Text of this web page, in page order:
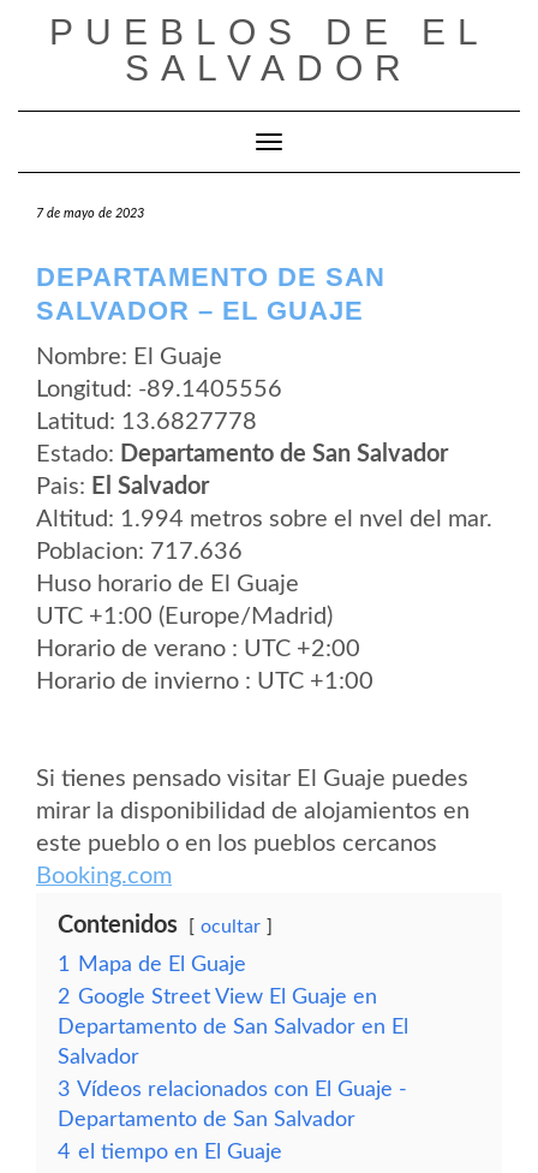
PUEBLOS DE EL
SALVADOR
Cambiar modo de navegación
7 de mayo de 2023
DEPARTAMENTO DE SAN
SALVADOR – EL GUAJE
Nombre: El Guaje
Longitud: -89.1405556
Latitud: 13.6827778
Estado: Departamento de San Salvador
Pais: El Salvador
Altitud: 1.994 metros sobre el nvel del mar.
Poblacion: 717.636
Huso horario de El Guaje
UTC +1:00 (Europe/Madrid)
Horario de verano : UTC +2:00
Horario de invierno : UTC +1:00
Si tienes pensado visitar El Guaje puedes
mirar la disponibilidad de alojamientos en
este pueblo o en los pueblos cercanos
Booking.com
Contenidos ocultar
1
Mapa de El Guaje
2 Google Street View El Guaje en
Departamento de San Salvador en El
Salvador
3 Vídeos relacionados con El Guaje -
Departamento de San Salvador
4 el tiempo en El Guaje